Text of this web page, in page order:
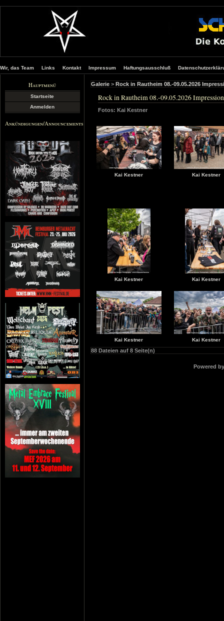
Wir, das Team Links Kontakt Impressum Haftungsausschluß
Hauptmenü
Startseite
Anmelden
Ankündigungen/Announcements
Galerie > Rock in Rautheim 08.-09.05.2026
Rock in Rautheim 08.-09.05.2026
Fotos: Kai Kestner
Kai Kestner Kai Kestner
Kai Kestner Kai Kestner
Kai Kestner Kai Kestner
88 Dateien auf 8 Seite(n)
Powered